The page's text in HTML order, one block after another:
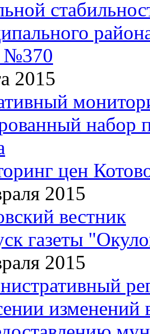
№370
2015
набор
цен
2015
вестник
газеты
2015
изменений